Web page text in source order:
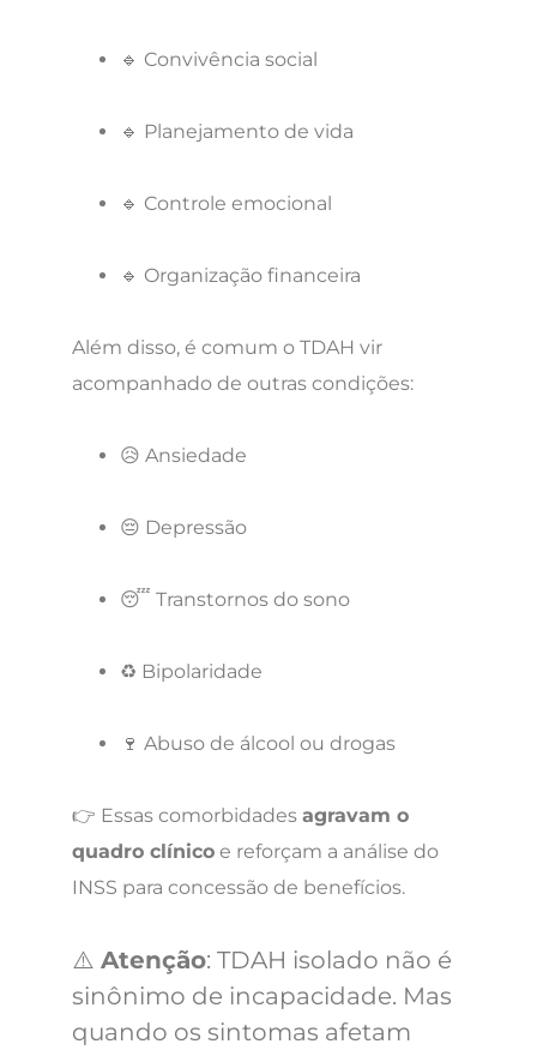
🔹 Convivência social
🔹 Planejamento de vida
🔹 Controle emocional
🔹 Organização financeira
Além disso, é comum o TDAH vir
acompanhado de outras condições:
😥 Ansiedade
😔 Depressão
😴 Transtornos do sono
♻️ Bipolaridade
🍷 Abuso de álcool ou drogas
👉 Essas comorbidades agravam o
quadro clínico e reforçam a análise do
INSS para concessão de benefícios.
⚠️ Atenção: TDAH isolado não é
sinônimo de incapacidade. Mas
quando os sintomas afetam